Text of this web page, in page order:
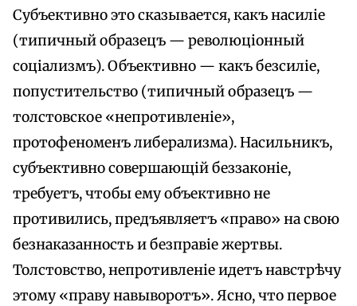
Субъективно это сказывается, какъ насиліе
(типичный образецъ — революціонный
соціализмъ). Объективно — какъ безсиліе,
попустительство (типичный образецъ —
толстовское «непротивленіе»,
протофеноменъ либерализма). Насильникъ,
субъективно совершающій беззаконіе,
требуетъ, чтобы ему объективно не
противились, предъявляетъ «право» на свою
безнаказанность и безправіе жертвы.
Толстовство, непротивленіе идетъ навстрѣчу
этому «праву навыворотъ». Ясно, что первое